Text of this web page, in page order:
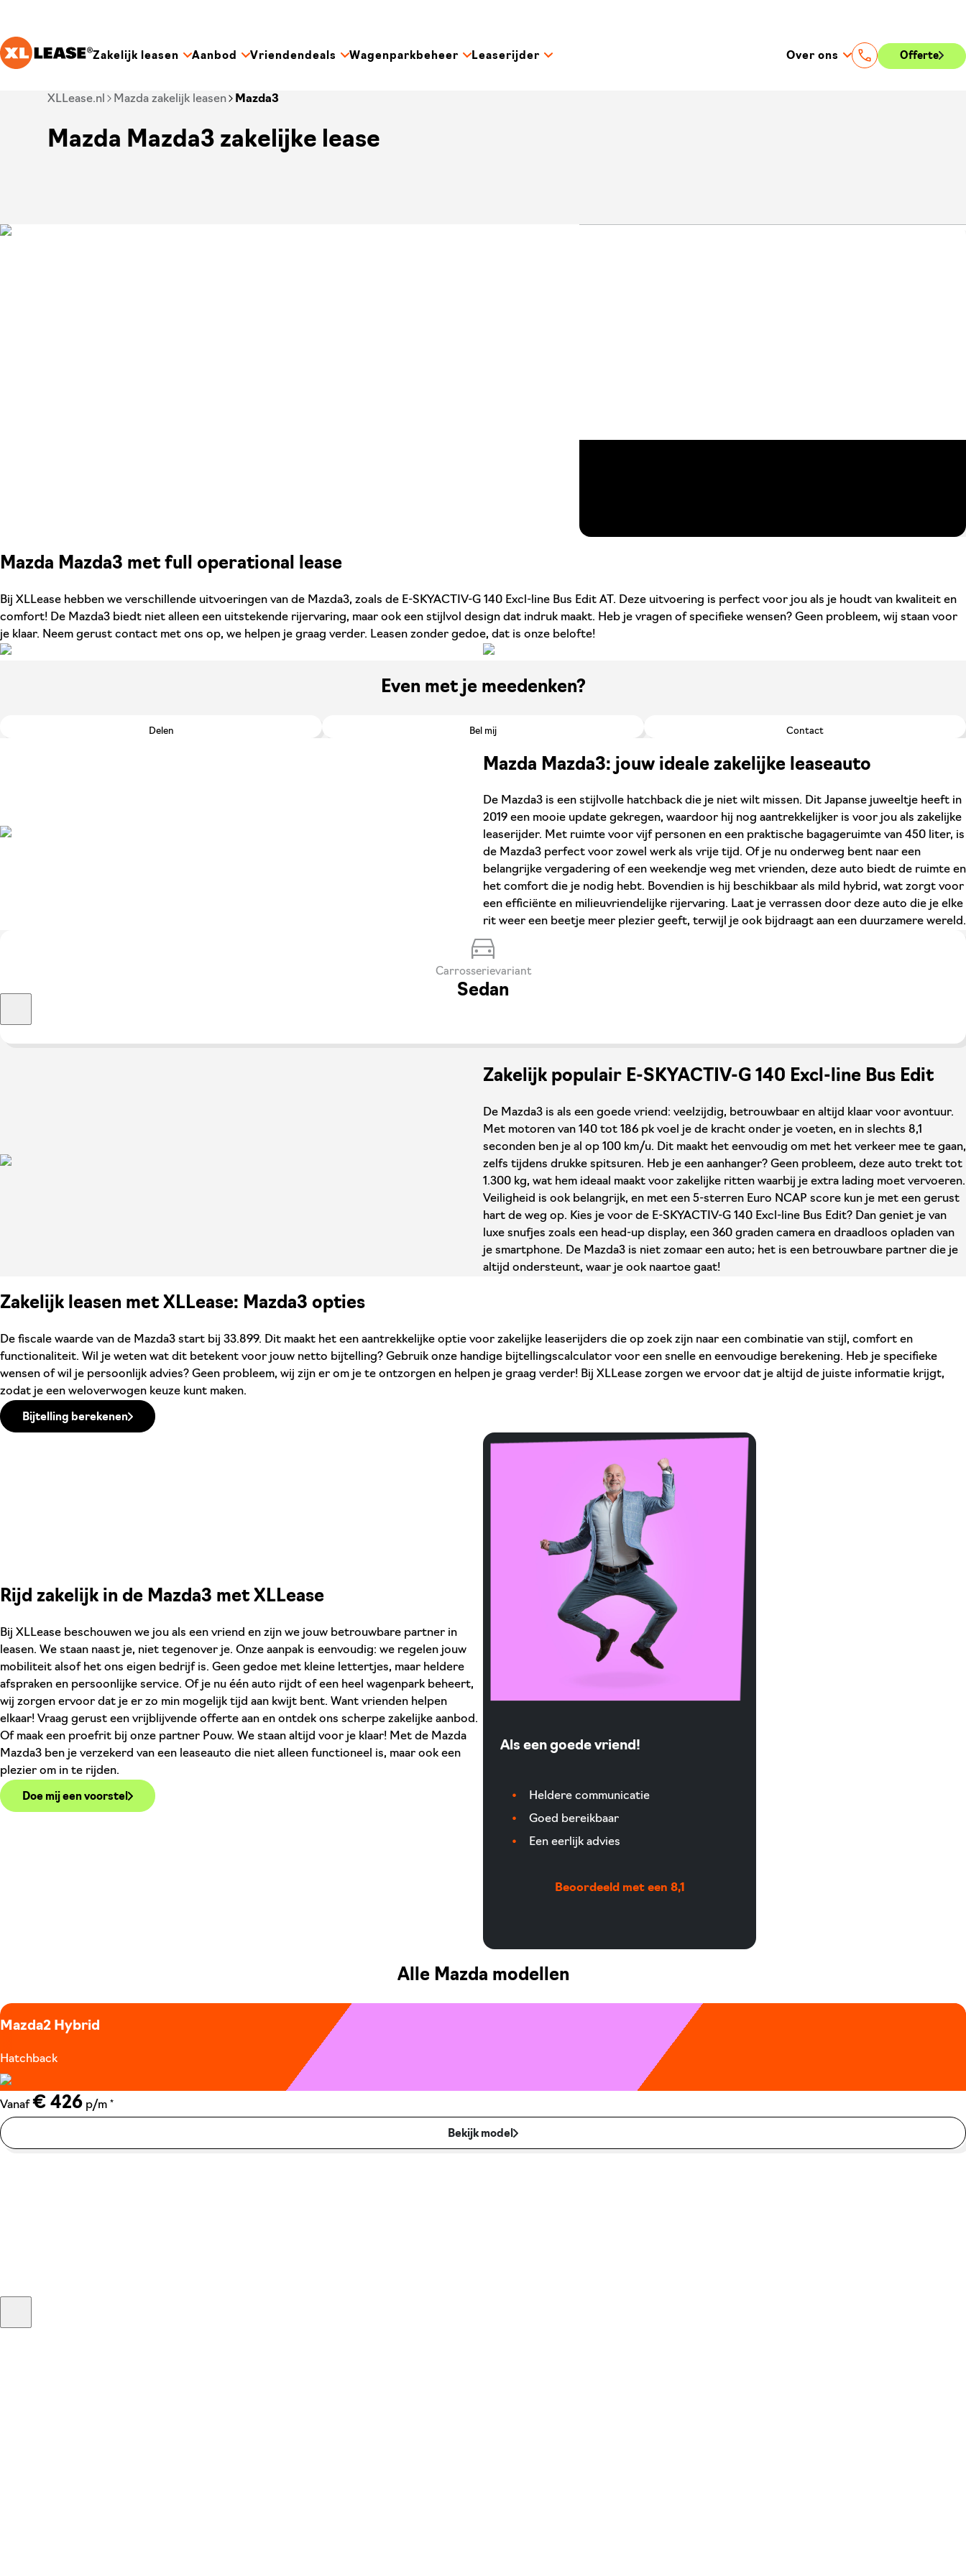
Zakelijk leasen Aanbod Vriendendeals Wagenparkbeheer Leaserijder Over ons Offerte
Je bent nu voorbij het hoofdmenu
XLLease.nl Mazda zakelijk leasen Mazda3
Mazda Mazda3 zakelijke lease
Mazda Mazda3 met full operational lease
Bij XLLease hebben we verschillende uitvoeringen van de Mazda3, zoals de E-SKYACTIV-G 140 Excl-line Bus Edit AT. Deze uitvoering is perfect voor jou als je houdt van kwaliteit en
comfort! De Mazda3 biedt niet alleen een uitstekende rijervaring, maar ook een stijlvol design dat indruk maakt. Heb je vragen of specifieke wensen? Geen probleem, wij staan voor
je klaar. Neem gerust contact met ons op, we helpen je graag verder. Leasen zonder gedoe, dat is onze belofte!
Even met je meedenken?
Delen Bel mij Contact
Mazda Mazda3: jouw ideale zakelijke leaseauto
De Mazda3 is een stijlvolle hatchback die je niet wilt missen. Dit Japanse juweeltje heeft in
2019 een mooie update gekregen, waardoor hij nog aantrekkelijker is voor jou als zakelijke
leaserijder. Met ruimte voor vijf personen en een praktische bagageruimte van 450 liter, is
de Mazda3 perfect voor zowel werk als vrije tijd. Of je nu onderweg bent naar een
belangrijke vergadering of een weekendje weg met vrienden, deze auto biedt de ruimte en
het comfort die je nodig hebt. Bovendien is hij beschikbaar als mild hybrid, wat zorgt voor
een efficiënte en milieuvriendelijke rijervaring. Laat je verrassen door deze auto die je elke
rit weer een beetje meer plezier geeft, terwijl je ook bijdraagt aan een duurzamere wereld.
Carrosserievariant
Sedan
Zakelijk populair E-SKYACTIV-G 140 Excl-line Bus Edit
De Mazda3 is als een goede vriend: veelzijdig, betrouwbaar en altijd klaar voor avontuur.
Met motoren van 140 tot 186 pk voel je de kracht onder je voeten, en in slechts 8,1
seconden ben je al op 100 km/u. Dit maakt het eenvoudig om met het verkeer mee te gaan,
zelfs tijdens drukke spitsuren. Heb je een aanhanger? Geen probleem, deze auto trekt tot
1.300 kg, wat hem ideaal maakt voor zakelijke ritten waarbij je extra lading moet vervoeren.
Veiligheid is ook belangrijk, en met een 5-sterren Euro NCAP score kun je met een gerust
hart de weg op. Kies je voor de E-SKYACTIV-G 140 Excl-line Bus Edit? Dan geniet je van
luxe snufjes zoals een head-up display, een 360 graden camera en draadloos opladen van
je smartphone. De Mazda3 is niet zomaar een auto; het is een betrouwbare partner die je
altijd ondersteunt, waar je ook naartoe gaat!
Zakelijk leasen met XLLease: Mazda3 opties
De fiscale waarde van de Mazda3 start bij 33.899. Dit maakt het een aantrekkelijke optie voor zakelijke leaserijders die op zoek zijn naar een combinatie van stijl, comfort en
functionaliteit. Wil je weten wat dit betekent voor jouw netto bijtelling? Gebruik onze handige bijtellingscalculator voor een snelle en eenvoudige berekening. Heb je specifieke
wensen of wil je persoonlijk advies? Geen probleem, wij zijn er om je te ontzorgen en helpen je graag verder! Bij XLLease zorgen we ervoor dat je altijd de juiste informatie krijgt,
zodat je een weloverwogen keuze kunt maken.
Bijtelling berekenen
Rijd zakelijk in de Mazda3 met XLLease
Bij XLLease beschouwen we jou als een vriend en zijn we jouw betrouwbare partner in
leasen. We staan naast je, niet tegenover je. Onze aanpak is eenvoudig: we regelen jouw
mobiliteit alsof het ons eigen bedrijf is. Geen gedoe met kleine lettertjes, maar heldere
afspraken en persoonlijke service. Of je nu één auto rijdt of een heel wagenpark beheert,
wij zorgen ervoor dat je er zo min mogelijk tijd aan kwijt bent. Want vrienden helpen
elkaar! Vraag gerust een vrijblijvende offerte aan en ontdek ons scherpe zakelijke aanbod.
Of maak een proefrit bij onze partner Pouw. We staan altijd voor je klaar! Met de Mazda
Mazda3 ben je verzekerd van een leaseauto die niet alleen functioneel is, maar ook een
plezier om in te rijden.
Doe mij een voorstel
Als een goede vriend!
Heldere communicatie
Goed bereikbaar
Een eerlijk advies
Beoordeeld met een 8,1
Alle Mazda modellen
Mazda2 Hybrid
Hatchback
Vanaf € 426 p/m *
Bekijk model